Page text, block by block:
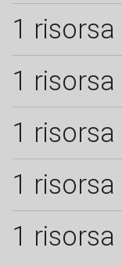
1 risorsa
1 risorsa
1 risorsa
1 risorsa
1 risorsa